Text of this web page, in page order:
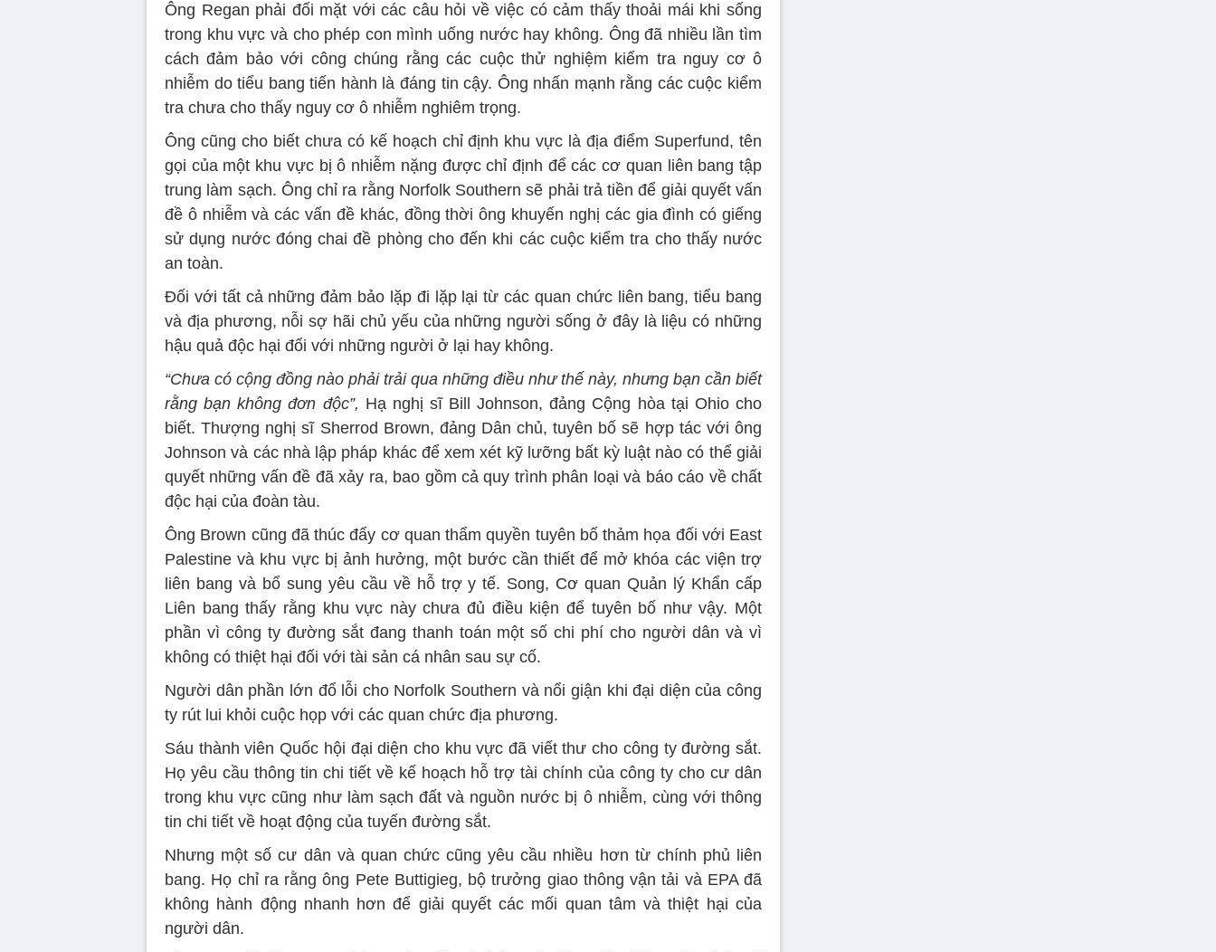
Ông Regan phải đối mặt với các câu hỏi về việc có cảm thấy thoải mái khi sống
trong khu vực và cho phép con mình uống nước hay không. Ông đã nhiều lần tìm
cách đảm bảo với công chúng rằng các cuộc thử nghiệm kiểm tra nguy cơ ô
nhiễm do tiểu bang tiến hành là đáng tin cậy. Ông nhấn mạnh rằng các cuộc kiểm
tra chưa cho thấy nguy cơ ô nhiễm nghiêm trọng.
Ông cũng cho biết chưa có kế hoạch chỉ định khu vực là địa điểm Superfund, tên
gọi của một khu vực bị ô nhiễm nặng được chỉ định để các cơ quan liên bang tập
trung làm sạch. Ông chỉ ra rằng Norfolk Southern sẽ phải trả tiền để giải quyết vấn
đề ô nhiễm và các vấn đề khác, đồng thời ông khuyến nghị các gia đình có giếng
sử dụng nước đóng chai đề phòng cho đến khi các cuộc kiểm tra cho thấy nước
an toàn.
Đối với tất cả những đảm bảo lặp đi lặp lại từ các quan chức liên bang, tiểu bang
và địa phương, nỗi sợ hãi chủ yếu của những người sống ở đây là liệu có những
hậu quả độc hại đối với những người ở lại hay không.
“Chưa có cộng đồng nào phải trải qua những điều như thế này, nhưng bạn cần biết
rằng bạn không đơn độc”, Hạ nghị sĩ Bill Johnson, đảng Cộng hòa tại Ohio cho
biết. Thượng nghị sĩ Sherrod Brown, đảng Dân chủ, tuyên bố sẽ hợp tác với ông
Johnson và các nhà lập pháp khác để xem xét kỹ lưỡng bất kỳ luật nào có thể giải
quyết những vấn đề đã xảy ra, bao gồm cả quy trình phân loại và báo cáo về chất
độc hại của đoàn tàu.
Ông Brown cũng đã thúc đẩy cơ quan thẩm quyền tuyên bố thảm họa đối với East
Palestine và khu vực bị ảnh hưởng, một bước cần thiết để mở khóa các viện trợ
liên bang và bổ sung yêu cầu về hỗ trợ y tế. Song, Cơ quan Quản lý Khẩn cấp
Liên bang thấy rằng khu vực này chưa đủ điều kiện để tuyên bố như vậy. Một
phần vì công ty đường sắt đang thanh toán một số chi phí cho người dân và vì
không có thiệt hại đối với tài sản cá nhân sau sự cố.
Người dân phần lớn đổ lỗi cho Norfolk Southern và nổi giận khi đại diện của công
ty rút lui khỏi cuộc họp với các quan chức địa phương.
Sáu thành viên Quốc hội đại diện cho khu vực đã viết thư cho công ty đường sắt.
Họ yêu cầu thông tin chi tiết về kế hoạch hỗ trợ tài chính của công ty cho cư dân
trong khu vực cũng như làm sạch đất và nguồn nước bị ô nhiễm, cùng với thông
tin chi tiết về hoạt động của tuyến đường sắt.
Nhưng một số cư dân và quan chức cũng yêu cầu nhiều hơn từ chính phủ liên
bang. Họ chỉ ra rằng ông Pete Buttigieg, bộ trưởng giao thông vận tải và EPA đã
không hành động nhanh hơn để giải quyết các mối quan tâm và thiệt hại của
người dân.